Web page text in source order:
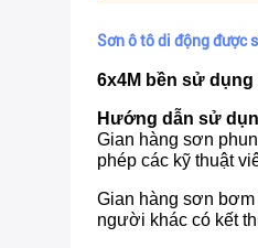
Sơn ô tô di động được
6x4M bền sử
Hướng dẫn sử
Gian hàng sơn
phép các kỹ thuật
Gian hàng sơn
người khác có kết